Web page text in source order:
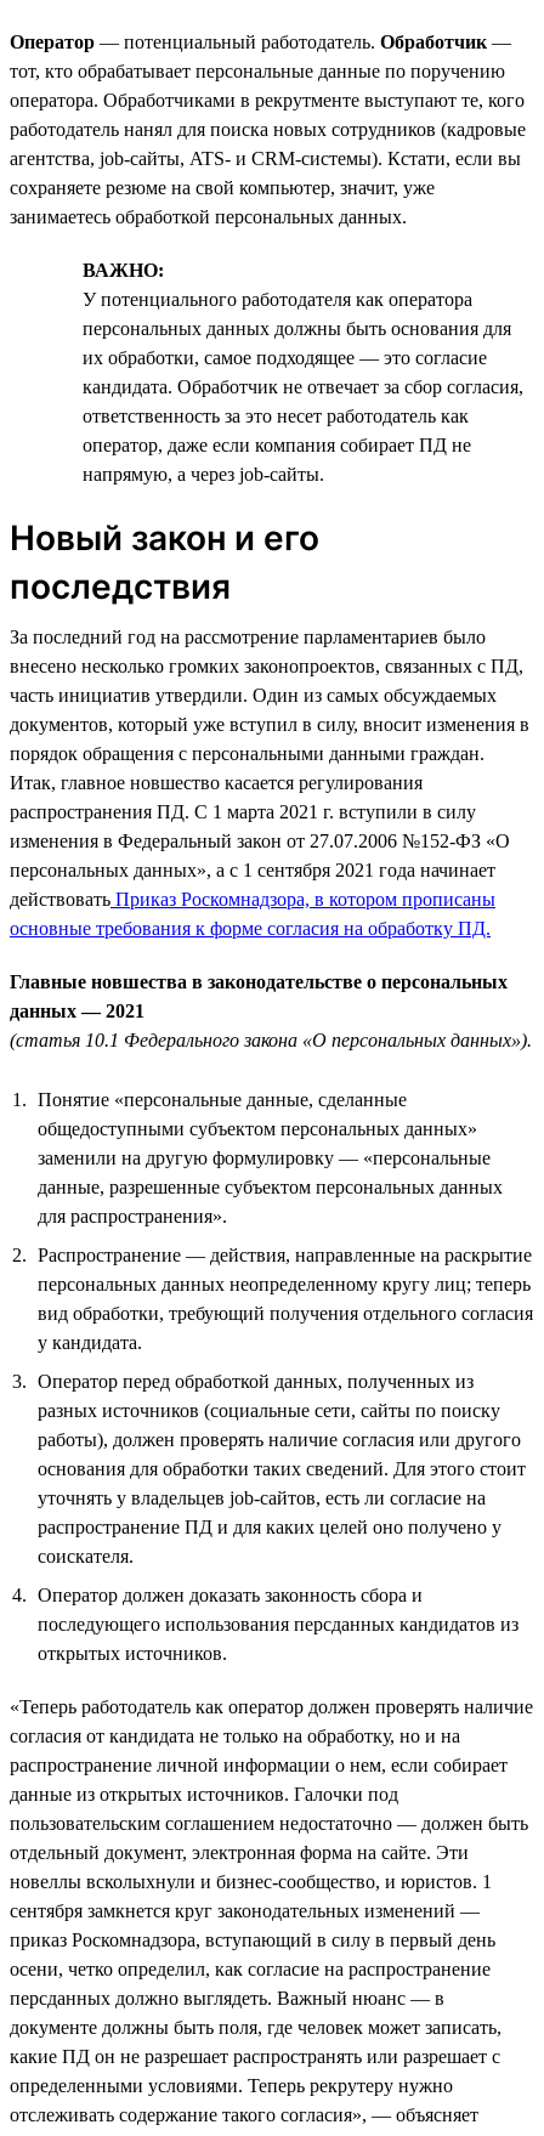
Оператор — потенциальный работодатель. Обработчик —
тот, кто обрабатывает персональные данные по поручению
оператора. Обработчиками в рекрутменте выступают те, кого
работодатель нанял для поиска новых сотрудников (кадровые
агентства, job-сайты, ATS- и CRM-системы). Кстати, если вы
сохраняете резюме на свой компьютер, значит, уже
занимаетесь обработкой персональных данных.
ВАЖНО:
У потенциального работодателя как оператора
персональных данных должны быть основания для
их обработки, самое подходящее — это согласие
кандидата. Обработчик не отвечает за сбор согласия,
ответственность за это несет работодатель как
оператор, даже если компания собирает ПД не
напрямую, а через job-сайты.
Новый закон и его
последствия
За последний год на рассмотрение парламентариев было
внесено несколько громких законопроектов, связанных с ПД,
часть инициатив утвердили. Один из самых обсуждаемых
документов, который уже вступил в силу, вносит изменения в
порядок обращения с персональными данными граждан.
Итак, главное новшество касается регулирования
распространения ПД. С 1 марта 2021 г. вступили в силу
изменения в Федеральный закон от 27.07.2006 №152-ФЗ «О
персональных данных», а с 1 сентября 2021 года начинает
действовать Приказ Роскомнадзора, в котором прописаны
основные требования к форме согласия на обработку ПД.
Главные новшества в законодательстве о персональных
данных — 2021
(статья 10.1 Федерального закона «О персональных данных»).
Понятие «персональные данные, сделанные
общедоступными субъектом персональных данных»
заменили на другую формулировку — «персональные
данные, разрешенные субъектом персональных данных
для распространения».
Распространение — действия, направленные на раскрытие
персональных данных неопределенному кругу лиц; теперь
вид обработки, требующий получения отдельного согласия
у кандидата.
Оператор перед обработкой данных, полученных из
разных источников (социальные сети, сайты по поиску
работы), должен проверять наличие согласия или другого
основания для обработки таких сведений. Для этого стоит
уточнять у владельцев job-сайтов, есть ли согласие на
распространение ПД и для каких целей оно получено у
соискателя.
Оператор должен доказать законность сбора и
последующего использования персданных кандидатов из
открытых источников.
«Теперь работодатель как оператор должен проверять наличие
согласия от кандидата не только на обработку, но и на
распространение личной информации о нем, если собирает
данные из открытых источников. Галочки под
пользовательским соглашением недостаточно — должен быть
отдельный документ, электронная форма на сайте. Эти
новеллы всколыхнули и бизнес-сообщество, и юристов. 1
сентября замкнется круг законодательных изменений —
приказ Роскомнадзора, вступающий в силу в первый день
осени, четко определил, как согласие на распространение
персданных должно выглядеть. Важный нюанс — в
документе должны быть поля, где человек может записать,
какие ПД он не разрешает распространять или разрешает с
определенными условиями. Теперь рекрутеру нужно
отслеживать содержание такого согласия», — объясняет